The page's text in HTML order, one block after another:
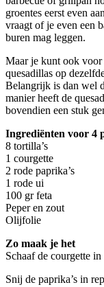
groentes eerst even
vraagt of je even een
buren mag leggen.
Maar je kunt ook voor
quesadillas op
Belangrijk is dan wel
manier heeft de
bovendien een stuk
Ingrediënten voor 4
8 tortilla’s
1 courgette
2 rode paprika’s
1 rode ui
100 gr feta
Peper en zout
Olijfolie
Zo maak je het
Schaaf de courgette
Snij de paprika’s in